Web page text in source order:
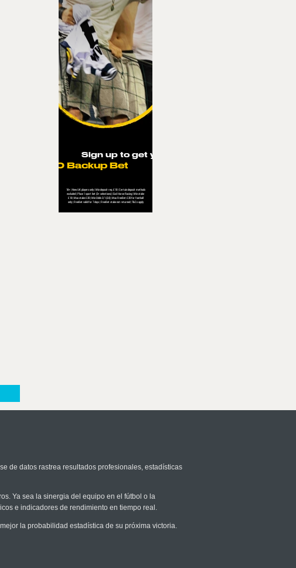
de datos rastrea resultados profesionales, estadísticas
Ya sea la sinergia del equipo en el fútbol o la
e indicadores de rendimiento en tiempo real.
la probabilidad estadística de su próxima victoria.